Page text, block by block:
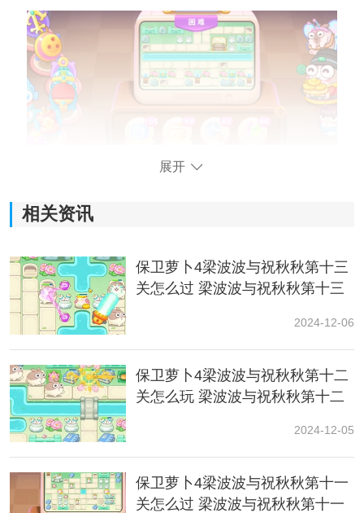
道具。
3、在左侧补充两个满级保龄球，清理右侧的道具。
展开
相关资讯
保卫萝卜4梁波波与祝秋秋第十三
关怎么过 梁波波与祝秋秋第十三
2024-12-06
保卫萝卜4梁波波与祝秋秋第十二
关怎么玩 梁波波与祝秋秋第十二
2024-12-05
保卫萝卜4梁波波与祝秋秋第十一
关怎么过 梁波波与祝秋秋第十一